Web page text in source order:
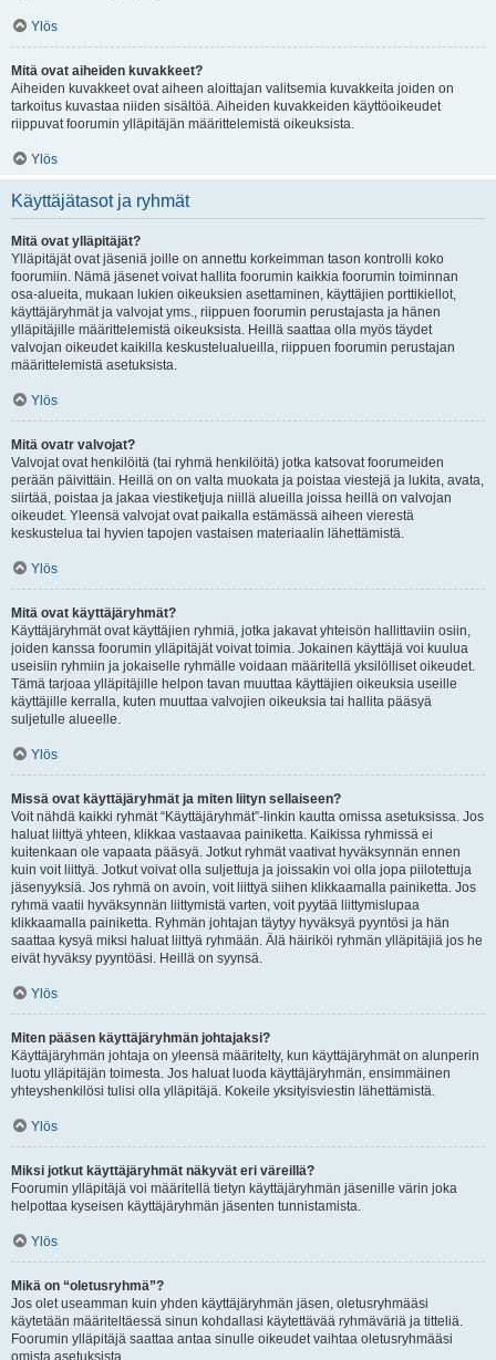
Ylös
Mitä ovat aiheiden kuvakkeet?
Aiheiden kuvakkeet ovat aiheen aloittajan valitsemia kuvakkeita joiden on
tarkoitus kuvastaa niiden sisältöä. Aiheiden kuvakkeiden käyttöoikeudet
riippuvat foorumin ylläpitäjän määrittelemistä oikeuksista.
Ylös
Käyttäjätasot ja ryhmät
Mitä ovat ylläpitäjät?
Ylläpitäjät ovat jäseniä joille on annettu korkeimman tason kontrolli koko
foorumiin. Nämä jäsenet voivat hallita foorumin kaikkia foorumin toiminnan
osa-alueita, mukaan lukien oikeuksien asettaminen, käyttäjien porttikiellot,
käyttäjäryhmät ja valvojat yms., riippuen foorumin perustajasta ja hänen
ylläpitäjille määrittelemistä oikeuksista. Heillä saattaa olla myös täydet
valvojan oikeudet kaikilla keskustelualueilla, riippuen foorumin perustajan
määrittelemistä asetuksista.
Ylös
Mitä ovatr valvojat?
Valvojat ovat henkilöitä (tai ryhmä henkilöitä) jotka katsovat foorumeiden
perään päivittäin. Heillä on on valta muokata ja poistaa viestejä ja lukita, avata,
siirtää, poistaa ja jakaa viestiketjuja niillä alueilla joissa heillä on valvojan
oikeudet. Yleensä valvojat ovat paikalla estämässä aiheen vierestä
keskustelua tai hyvien tapojen vastaisen materiaalin lähettämistä.
Ylös
Mitä ovat käyttäjäryhmät?
Käyttäjäryhmät ovat käyttäjien ryhmiä, jotka jakavat yhteisön hallittaviin osiin,
joiden kanssa foorumin ylläpitäjät voivat toimia. Jokainen käyttäjä voi kuulua
useisiin ryhmiin ja jokaiselle ryhmälle voidaan määritellä yksilölliset oikeudet.
Tämä tarjoaa ylläpitäjille helpon tavan muuttaa käyttäjien oikeuksia useille
käyttäjille kerralla, kuten muuttaa valvojien oikeuksia tai hallita pääsyä
suljetulle alueelle.
Ylös
Missä ovat käyttäjäryhmät ja miten liityn sellaiseen?
Voit nähdä kaikki ryhmät “Käyttäjäryhmät”-linkin kautta omissa asetuksissa. Jos
haluat liittyä yhteen, klikkaa vastaavaa painiketta. Kaikissa ryhmissä ei
kuitenkaan ole vapaata pääsyä. Jotkut ryhmät vaativat hyväksynnän ennen
kuin voit liittyä. Jotkut voivat olla suljettuja ja joissakin voi olla jopa piilotettuja
jäsenyyksiä. Jos ryhmä on avoin, voit liittyä siihen klikkaamalla painiketta. Jos
ryhmä vaatii hyväksynnän liittymistä varten, voit pyytää liittymislupaa
klikkaamalla painiketta. Ryhmän johtajan täytyy hyväksyä pyyntösi ja hän
saattaa kysyä miksi haluat liittyä ryhmään. Älä häiriköi ryhmän ylläpitäjiä jos he
eivät hyväksy pyyntöäsi. Heillä on syynsä.
Ylös
Miten pääsen käyttäjäryhmän johtajaksi?
Käyttäjäryhmän johtaja on yleensä määritelty, kun käyttäjäryhmät on alunperin
luotu ylläpitäjän toimesta. Jos haluat luoda käyttäjäryhmän, ensimmäinen
yhteyshenkilösi tulisi olla ylläpitäjä. Kokeile yksityisviestin lähettämistä.
Ylös
Miksi jotkut käyttäjäryhmät näkyvät eri väreillä?
Foorumin ylläpitäjä voi määritellä tietyn käyttäjäryhmän jäsenille värin joka
helpottaa kyseisen käyttäjäryhmän jäsenten tunnistamista.
Ylös
Mikä on “oletusryhmä”?
Jos olet useamman kuin yhden käyttäjäryhmän jäsen, oletusryhmääsi
käytetään määriteltäessä sinun kohdallasi käytettävää ryhmäväriä ja titteliä.
Foorumin ylläpitäjä saattaa antaa sinulle oikeudet vaihtaa oletusryhmääsi
omista asetuksista.